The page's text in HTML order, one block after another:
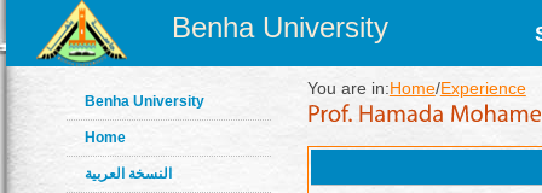
Benha University
Benha University
Home
النسخة العربية
You are in:Home/Experience